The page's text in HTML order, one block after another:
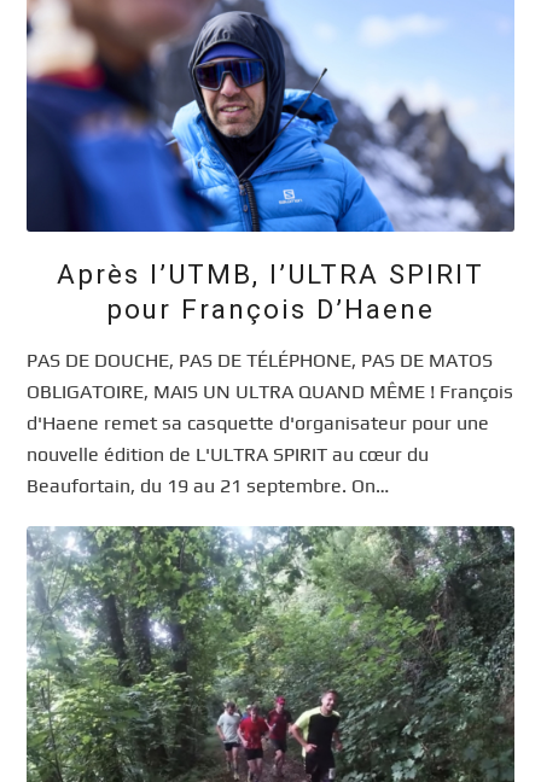
Après l’UTMB, l’ULTRA SPIRIT
pour François D’Haene
PAS DE DOUCHE, PAS DE TÉLÉPHONE, PAS DE MATOS
OBLIGATOIRE, MAIS UN ULTRA QUAND MÊME ! François
d'Haene remet sa casquette d'organisateur pour une
nouvelle édition de L'ULTRA SPIRIT au cœur du
Beaufortain, du 19 au 21 septembre. On…